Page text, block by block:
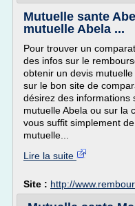
Mutuelle sante
mutuelle Abela ...
Pour trouver un
des infos sur le
obtenir un devis
sur le bon site de
désirez des informations
mutuelle Abela ou sur la
vous suffit simplement
mutuelle...
Lire la suite
Site : http://